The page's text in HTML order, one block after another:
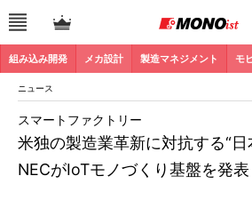
組み込み開発 メカ設計 製造マネジメント モ
ニュース
米独の製造業革新に対抗する“日
NECがIoTモノづくり基盤を発表
スマートファクトリー